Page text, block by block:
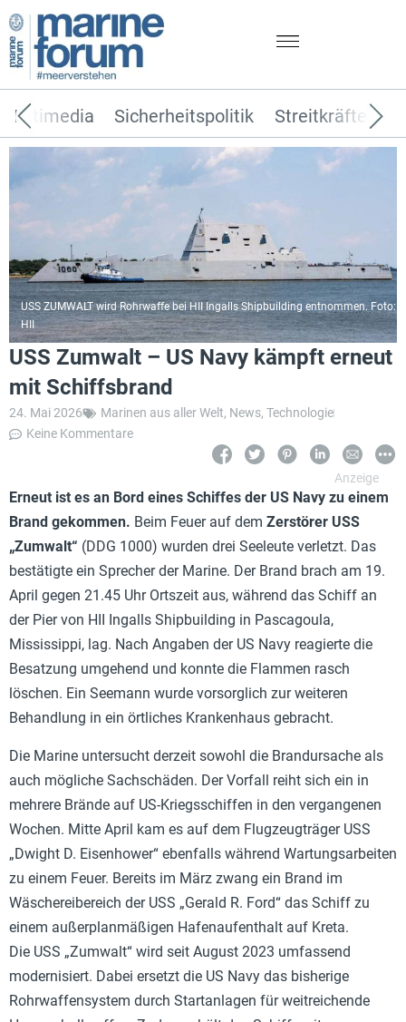
Sicherheitspolitik Streitkräfte
Multimedia
USS ZUMWALT wird Rohrwaffe bei HII Ingalls Shipbuilding entnommen. Foto:
HII
USS Zumwalt – US Navy kämpft erneut
mit Schiffsbrand
24. Mai 2026 Marinen aus aller Welt, News, Technologie
Keine Kommentare
Erneut ist es an Bord eines Schiffes der US Navy zu einem
Brand gekommen. Beim Feuer auf dem Zerstörer USS
„Zumwalt“ (DDG 1000) wurden drei Seeleute verletzt. Das
bestätigte ein Sprecher der Marine. Der Brand brach am 19.
April gegen 21.45 Uhr Ortszeit aus, während das Schiff an
der Pier von HII Ingalls Shipbuilding in Pascagoula,
Mississippi, lag. Nach Angaben der US Navy reagierte die
Besatzung umgehend und konnte die Flammen rasch
löschen. Ein Seemann wurde vorsorglich zur weiteren
Behandlung in ein örtliches Krankenhaus gebracht.
Die Marine untersucht derzeit sowohl die Brandursache als
auch mögliche Sachschäden. Der Vorfall reiht sich ein in
mehrere Brände auf US-Kriegsschiffen in den vergangenen
Wochen. Mitte April kam es auf dem Flugzeugträger USS
„Dwight D. Eisenhower“ ebenfalls während Wartungsarbeiten
zu einem Feuer. Bereits im März zwang ein Brand im
Wäschereibereich der USS „Gerald R. Ford“ das Schiff zu
einem außerplanmäßigen Hafenaufenthalt auf Kreta.
Die USS „Zumwalt“ wird seit August 2023 umfassend
modernisiert. Dabei ersetzt die US Navy das bisherige
Rohrwaffensystem durch Startanlagen für weitreichende